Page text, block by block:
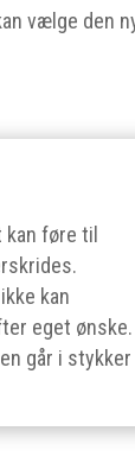
vælge den
kan føre til
kan
eget ønske.
går i stykker